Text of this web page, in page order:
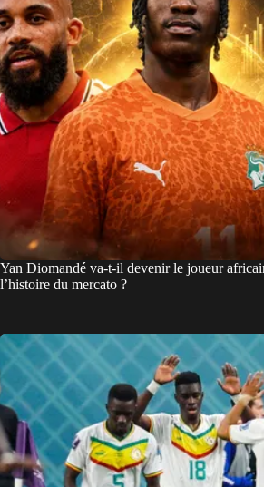
Yan Diomandé va-t-il devenir le joueur
l’histoire du mercato ?